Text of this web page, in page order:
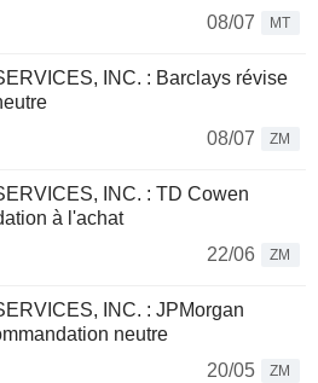
08/07
MT
INC. : Barclays révise
08/07
ZM
INC. : TD Cowen
à l'achat
22/06
ZM
INC. : JPMorgan
neutre
20/05
ZM